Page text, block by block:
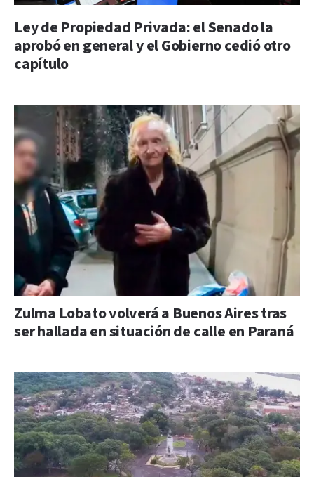
Ley de Propiedad Privada: el Senado la
aprobó en general y el Gobierno cedió otro
capítulo
Zulma Lobato volverá a Buenos Aires tras
ser hallada en situación de calle en Paraná